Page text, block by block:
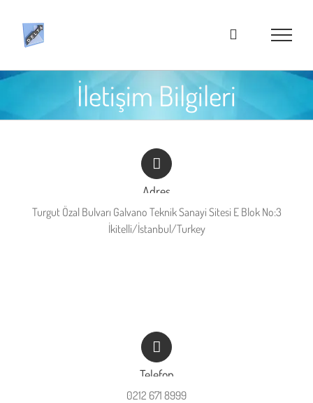
İletişim Bilgileri
Adres
Turgut Özal Bulvarı Galvano Teknik Sanayi Sitesi E Blok No:3
İkitelli/İstanbul/Turkey
Telefon
0212 671 8999